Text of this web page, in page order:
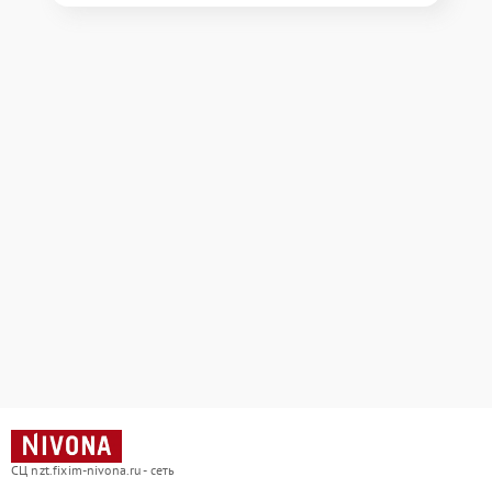
СЦ nzt.fixim-nivona.ru - сеть